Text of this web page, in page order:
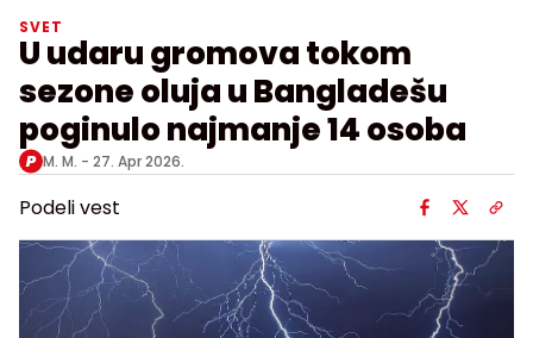
SVET
U udaru gromova tokom
sezone oluja u Bangladešu
poginulo najmanje 14 osoba
M. M. - 27. Apr 2026.
Podeli vest